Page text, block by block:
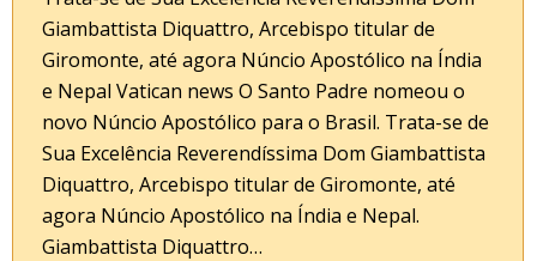
Giambattista Diquattro, Arcebispo titular de
Giromonte, até agora Núncio Apostólico na Índia
e Nepal Vatican news O Santo Padre nomeou o
novo Núncio Apostólico para o Brasil. Trata-se de
Sua Excelência Reverendíssima Dom Giambattista
Diquattro, Arcebispo titular de Giromonte, até
agora Núncio Apostólico na Índia e Nepal.
Giambattista Diquattro…